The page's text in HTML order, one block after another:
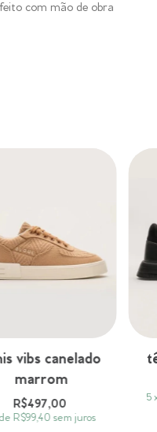
com mão de obra
vibs canelado
marrom
R$497,00
deR$99,40 sem juros
5